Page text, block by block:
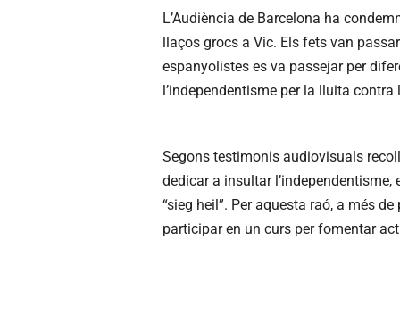
L’Audiència de Barcelona ha
llaços grocs a Vic. Els fets van
espanyolistes es va passejar per
l’independentisme per la lluita contra
Segons testimonis audiovisuals
dedicar a insultar
“sieg heil”. Per aquesta raó, a més
participar en un curs per fomentar